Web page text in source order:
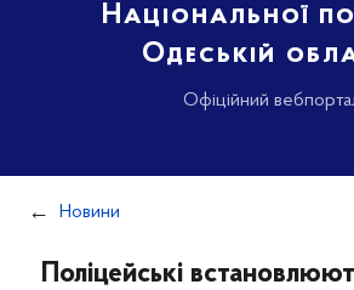
Національної
Одеській
Офіційний
Новини
Поліцейські